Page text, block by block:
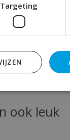
!
ook leuk
Targeting